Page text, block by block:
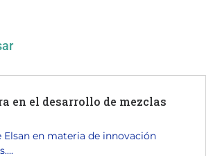
en el desarrollo de mezclas
Elsan en materia de innovación